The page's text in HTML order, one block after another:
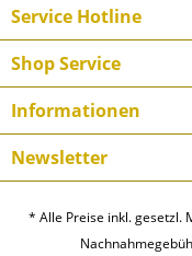
Service Hotline
Shop Service
Informationen
Newsletter
* Alle Preise inkl. gesetzl.